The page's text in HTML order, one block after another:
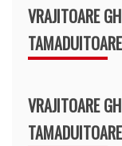
VRAJITOARE
VRAJITOARE